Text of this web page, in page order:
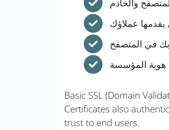
Basic SSL (Domain
Certificates also
trust to end users.